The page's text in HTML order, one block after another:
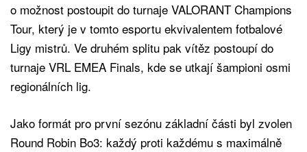
o možnost postoupit do turnaje VALORANT Champions
Tour, který je v tomto esportu ekvivalentem fotbalové
Ligy mistrů. Ve druhém splitu pak vítěz postoupí do
turnaje VRL EMEA Finals, kde se utkají šampioni osmi
regionálních lig.
Jako formát pro první sezónu základní části byl zvolen
Round Robin Bo3: každý proti každému s maximálně